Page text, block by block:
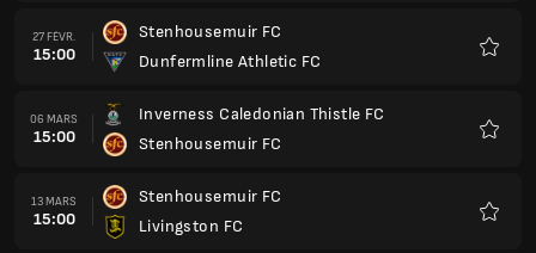
27 FÉVR.
15:00
Stenhousemuir FC
Dunfermline Athletic FC
06 MARS
15:00
Inverness Caledonian Thistle FC
Stenhousemuir FC
13 MARS
15:00
Stenhousemuir FC
Livingston FC